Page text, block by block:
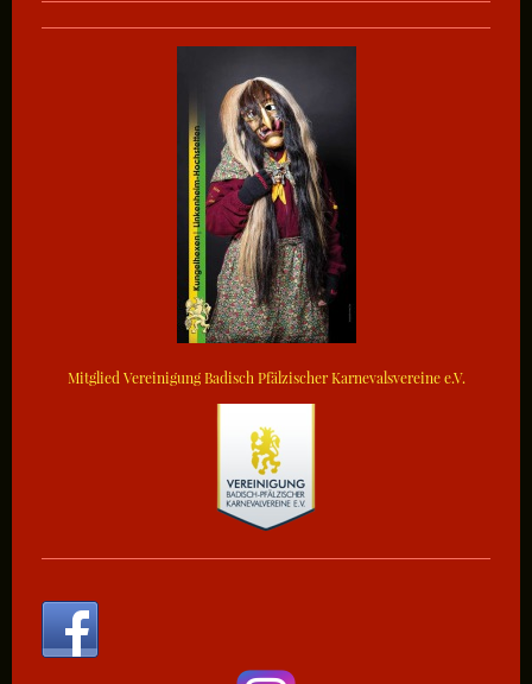
Mitglied Vereinigung Badisch Pfälzischer Karnevalsvereine e.V.